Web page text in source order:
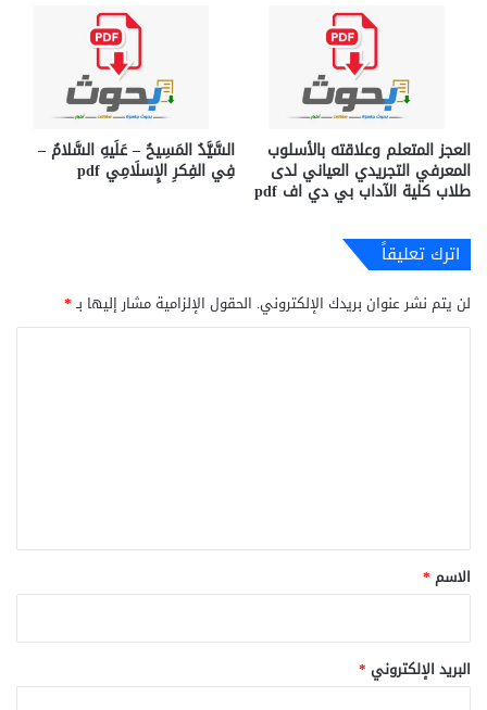
العجز المتعلم وعلاقته بالأسلوب
المعرفي التجريدي العياني لدى
طلاب كلية الآداب بي دي اف pdf
السَّيَّدُ المَسِيحُ – عَلَيهِ السَّلامُ –
فِي الفِكرِ الإِسلَامِي pdf
اترك تعليقاً
لن يتم نشر عنوان بريدك الإلكتروني. الحقول الإلزامية مشار إليها بـ*
*
الاسم *
البريد الإلكتروني *